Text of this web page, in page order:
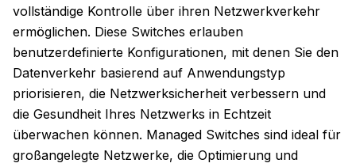
vollständige Kontrolle über ihren Netzwerkverkehr
ermöglichen. Diese Switches erlauben
benutzerdefinierte Konfigurationen, mit denen Sie den
Datenverkehr basierend auf Anwendungstyp
priorisieren, die Netzwerksicherheit verbessern und
die Gesundheit Ihres Netzwerks in Echtzeit
überwachen können. Managed Switches sind ideal für
großangelegte Netzwerke, die Optimierung und